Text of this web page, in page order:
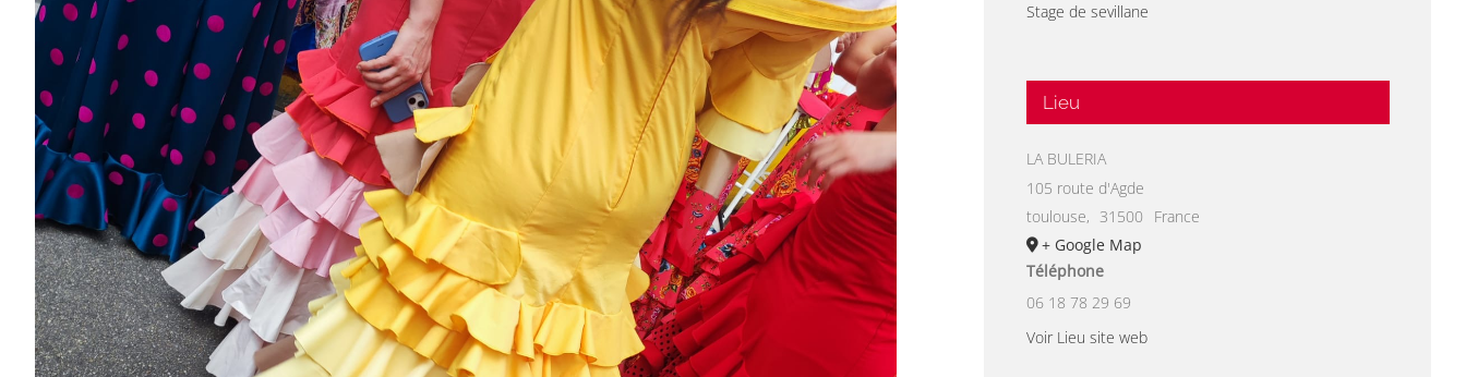
Stage de sevillane
Lieu
LA BULERIA
105 route d'Agde
toulouse, 31500
France
+ Google Map
Téléphone
06 18 78 29 69
Voir Lieu site web